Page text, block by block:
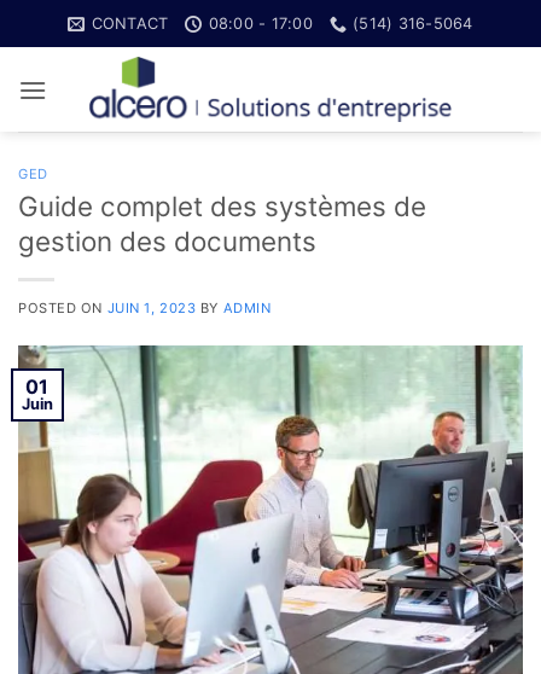
to
CONTACT 08:00 - 17:00 (514) 316-5064
GED
Guide complet des systèmes de
gestion des documents
POSTED ON JUIN 1, 2023 BY ADMIN
01
Juin